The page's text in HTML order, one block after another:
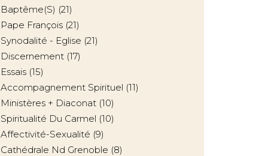
Baptême(s) (21)
Pape François (21)
Synodalité - Eglise (21)
Discernement (17)
Essais (15)
Accompagnement Spirituel (11)
Ministères + Diaconat (10)
Spiritualité Du Carmel (10)
Affectivité-Sexualité (9)
Cathédrale Nd Grenoble (8)